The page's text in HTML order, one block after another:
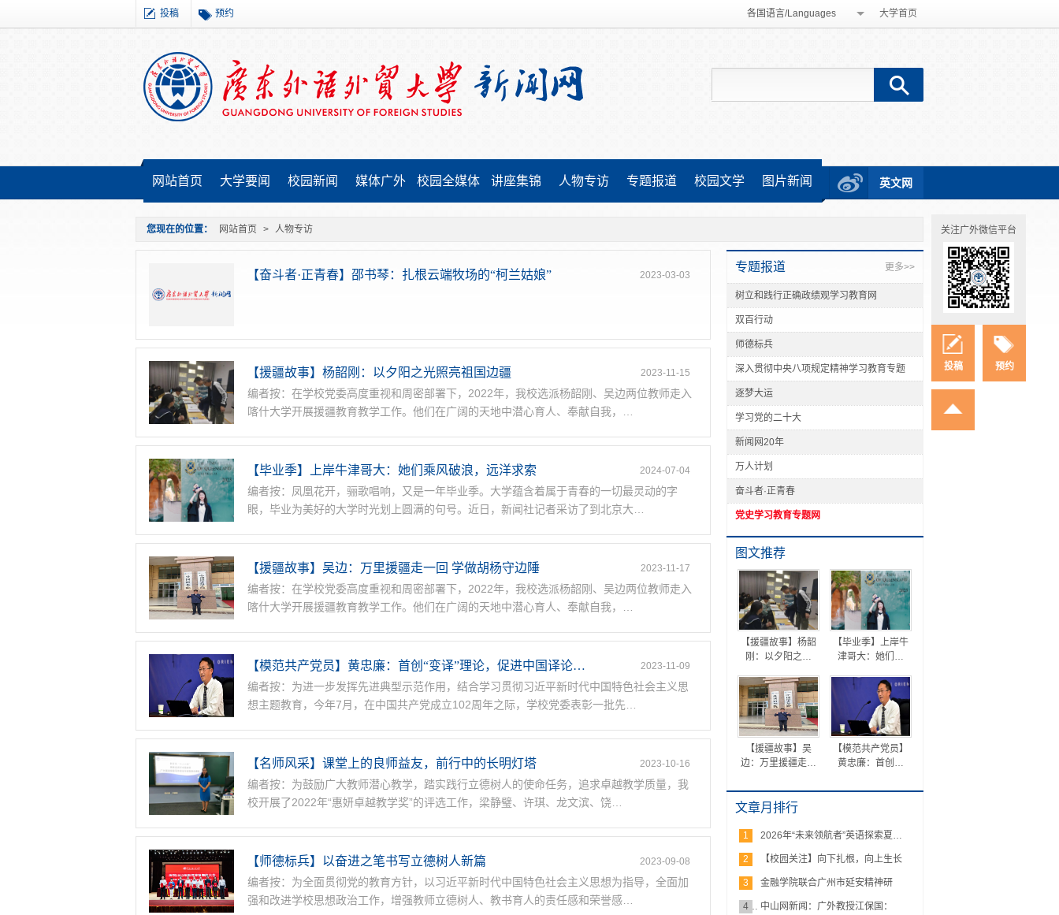
大学首页
各国语言/Languages
投稿 预约
网站首页 大学要闻 校园新闻 媒体广外 校园全媒体 讲座集锦 人物专访 专题报道 校园文学 图片新闻 英文网
关注广外微信平台
投稿 预约
您现在的位置： 网站首页 > 人物专访
更多>>
专题报道
树立和践行正确政绩观学习教育网
双百行动
师德标兵
深入贯彻中央八项规定精神学习教育专题
逐梦大运
学习党的二十大
新闻网20年
万人计划
奋斗者·正青春
党史学习教育专题网
图文推荐
【援疆故事】杨韶
刚：以夕阳之…
【毕业季】上岸牛
津哥大：她们…
【援疆故事】吴
边：万里援疆走…
【模范共产党员】
黄忠廉：首创…
文章月排行
1 2026年“未来领航者”英语探索夏…
2 【校园关注】向下扎根，向上生长
3 金融学院联合广州市延安精神研
究…
4 中山网新闻：广外教授江保国：
2023-03-03
【奋斗者·正青春】邵书琴：扎根云端牧场的“柯兰姑娘”
2023-11-15
【援疆故事】杨韶刚：以夕阳之光照亮祖国边疆
编者按：在学校党委高度重视和周密部署下，2022年，我校选派杨韶刚、吴边两位教师走入
喀什大学开展援疆教育教学工作。他们在广阔的天地中潜心育人、奉献自我，…
2024-07-04
【毕业季】上岸牛津哥大：她们乘风破浪，远洋求索
编者按：凤凰花开，骊歌唱响，又是一年毕业季。大学蕴含着属于青春的一切最灵动的字
眼，毕业为美好的大学时光划上圆满的句号。近日，新闻社记者采访了到北京大…
2023-11-17
【援疆故事】吴边：万里援疆走一回 学做胡杨守边陲
编者按：在学校党委高度重视和周密部署下，2022年，我校选派杨韶刚、吴边两位教师走入
喀什大学开展援疆教育教学工作。他们在广阔的天地中潜心育人、奉献自我，…
2023-11-09
【模范共产党员】黄忠廉：首创“变译”理论，促进中国译论…
编者按：为进一步发挥先进典型示范作用，结合学习贯彻习近平新时代中国特色社会主义思
想主题教育，今年7月，在中国共产党成立102周年之际，学校党委表彰一批先…
2023-10-16
【名师风采】课堂上的良师益友，前行中的长明灯塔
编者按：为鼓励广大教师潜心教学，踏实践行立德树人的使命任务，追求卓越教学质量，我
校开展了2022年“惠妍卓越教学奖”的评选工作，梁静璧、许琪、龙文滨、饶…
2023-09-08
【师德标兵】以奋进之笔书写立德树人新篇
编者按：为全面贯彻党的教育方针，以习近平新时代中国特色社会主义思想为指导，全面加
强和改进学校思想政治工作，增强教师立德树人、教书育人的责任感和荣誉感…